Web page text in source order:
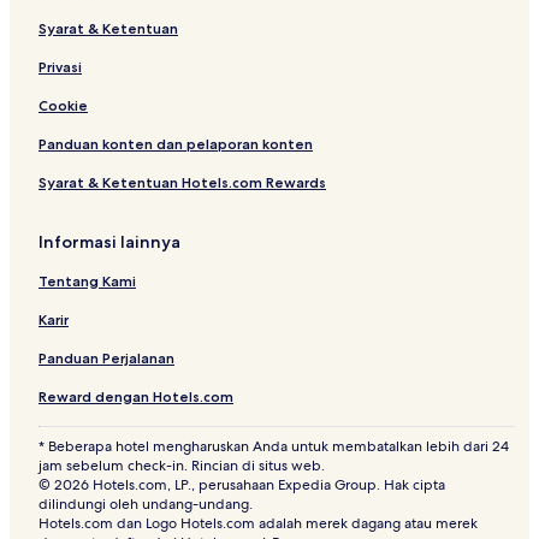
Hotel Butik di Barcelona
Hotel Pantai di Barcelona
Resor & Hotel dengan Spa di Barcelona
Hotel di Barcelona
Hotel di Canet de Mar
Hotel Bintang 4 di Castelldefels
Hotel di Castelldefels
Hotel di Falset
Hotel di Gava
Hotel di Calafell
Hotel di Arenys de Mar
Hotel Pantai di Cambrils
Hotel di Granollers
Syarat & Ketentuan
Privasi
Cookie
Panduan konten dan pelaporan konten
Syarat & Ketentuan Hotels.com Rewards
Informasi lainnya
Tentang Kami
Karir
Panduan Perjalanan
Reward dengan Hotels.com
* Beberapa hotel mengharuskan Anda untuk membatalkan lebih dari 24
jam sebelum check-in. Rincian di situs web.
© 2026 Hotels.com, LP., perusahaan Expedia Group. Hak cipta
dilindungi oleh undang-undang.
Hotels.com dan Logo Hotels.com adalah merek dagang atau merek